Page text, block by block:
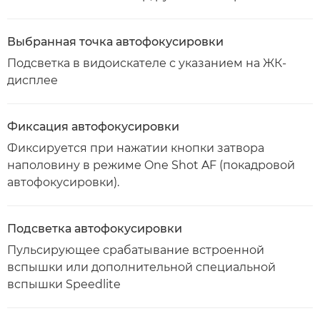
Выбранная точка автофокусировки
Подсветка в видоискателе с указанием на ЖК-
дисплее
Фиксация автофокусировки
Фиксируется при нажатии кнопки затвора
наполовину в режиме One Shot AF (покадровой
автофокусировки).
Подсветка автофокусировки
Пульсирующее срабатывание встроенной
вспышки или дополнительной специальной
вспышки Speedlite